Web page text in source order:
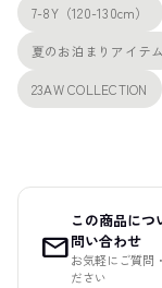
7-8Y（120-130cm）
夏のお泊まりアイテム
23AW COLLECTION
mail
この商品につ
問い合わせ
お気軽にご質問
ださい